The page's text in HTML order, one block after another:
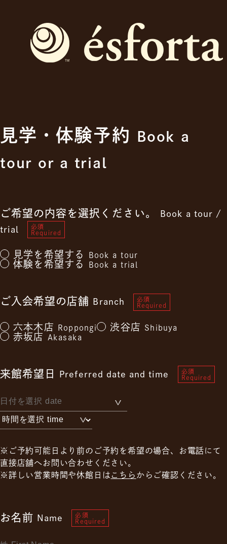
見学・体験予約
Book a
tour or a trial
ご希望の内容を選択ください。
Book a tour /
trial
必須
Required
見学を希望する Book a tour
体験を希望する Book a trial
ご入会希望の店舗 Branch
必須
Required
六本木店 Roppongi 渋谷店 Shibuya
赤坂店 Akasaka
来館希望日 Preferred date and time
必須
Required
※ご予約可能日より前のご予約を希望の場合、お電話にて
直接店舗へお問い合わせください。
※詳しい営業時間や休館日は こちら からご確認ください。
お名前 Name
必須
Required